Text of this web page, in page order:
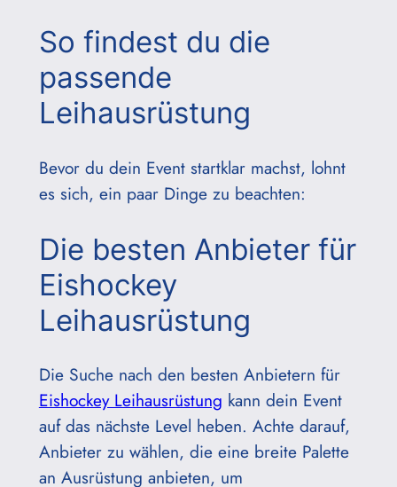
So findest du die
passende
Leihausrüstung
Bevor du dein Event startklar machst, lohnt
es sich, ein paar Dinge zu beachten:
Die besten Anbieter für
Eishockey
Leihausrüstung
Die Suche nach den besten Anbietern für
Eishockey Leihausrüstung kann dein Event
auf das nächste Level heben. Achte darauf,
Anbieter zu wählen, die eine breite Palette
an Ausrüstung anbieten, um